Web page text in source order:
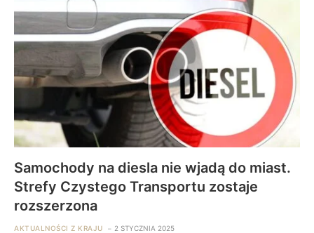
Samochody na diesla nie wjadą do miast.
Strefy Czystego Transportu zostaje
rozszerzona
AKTUALNOŚCI Z KRAJU 2 STYCZNIA 2025